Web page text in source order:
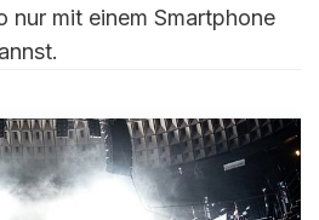
nur mit einem Smartphone